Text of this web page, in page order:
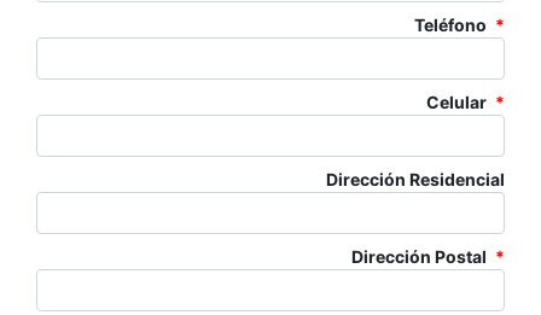
Teléfono *
Celular *
Dirección Residencial
Dirección Postal *